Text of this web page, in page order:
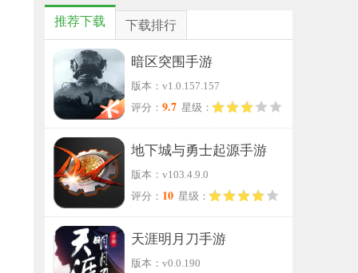
推荐下载 下载排行
暗区突围手游
版本：v1.0.157.157
评分： 9.7 星级：
地下城与勇士起源手游
版本：v103.4.9.0
评分： 10 星级：
天涯明月刀手游
版本：v0.0.190